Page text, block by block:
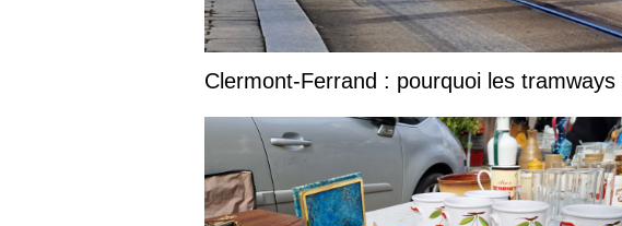
Clermont-Ferrand : pourquoi les